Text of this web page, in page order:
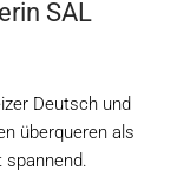
SAL
Deutsch und
überqueren als